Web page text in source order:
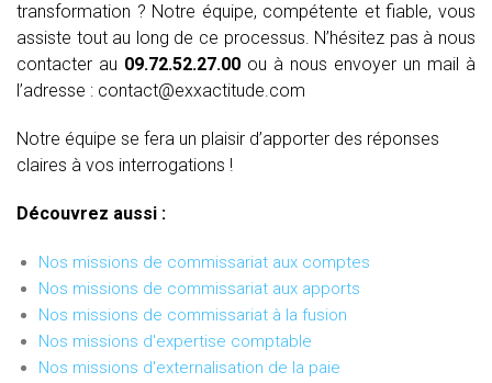
transformation ? Notre équipe, compétente et fiable, vous
assiste tout au long de ce processus. N’hésitez pas à nous
contacter au 09.72.52.27.00 ou à nous envoyer un mail à
l’adresse : contact@exxactitude.com
Notre équipe se fera un plaisir d’apporter des réponses
claires à vos interrogations !
Découvrez aussi :
Nos missions de commissariat aux comptes
Nos missions de commissariat aux apports
Nos missions de commissariat à la fusion
Nos missions d'expertise comptable
Nos missions d'externalisation de la paie